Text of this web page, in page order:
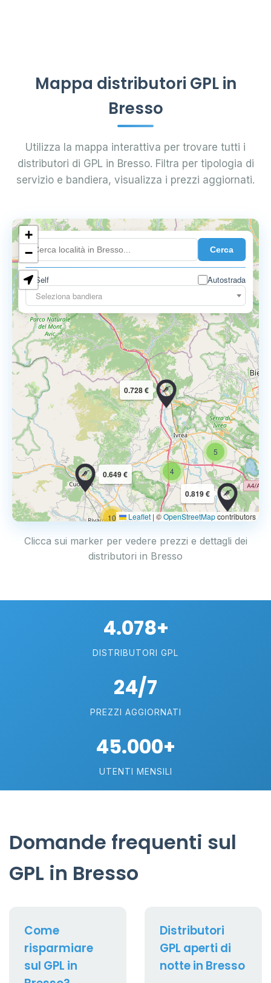
Mappa distributori GPL in
Bresso
Utilizza la mappa interattiva per trovare tutti i
distributori di GPL in Bresso. Filtra per tipologia di
servizio e bandiera, visualizza i prezzi aggiornati.
Cerca
Self
Autostrada
Seleziona bandiera
10
4
5
0.819 €
0.649 €
0.728 €
+
−
Leaflet | ©OpenStreetMapcontributors
Clicca sui marker per vedere prezzi e dettagli dei
distributori in Bresso
4.078+
DISTRIBUTORI GPL
24/7
PREZZI AGGIORNATI
45.000+
UTENTI MENSILI
Domande frequenti sul
GPL in Bresso
Come
risparmiare
sul GPL in
Distributori
GPL aperti di
notte in Bresso